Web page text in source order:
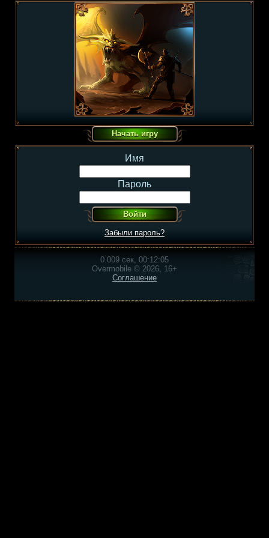
Имя
Пароль
Забыли пароль?
0.009 сек, 00:12:05
Overmobile © 2026, 16+
Соглашение